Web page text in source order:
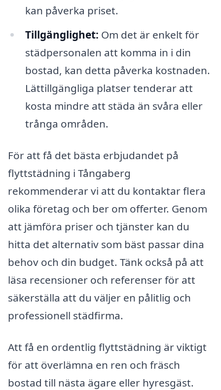
kan påverka priset.
Tillgänglighet: Om det är enkelt för
städpersonalen att komma in i din
bostad, kan detta påverka kostnaden.
Lättillgängliga platser tenderar att
kosta mindre att städa än svåra eller
trånga områden.
För att få det bästa erbjudandet på
flyttstädning i Tångaberg
rekommenderar vi att du kontaktar flera
olika företag och ber om offerter. Genom
att jämföra priser och tjänster kan du
hitta det alternativ som bäst passar dina
behov och din budget. Tänk också på att
läsa recensioner och referenser för att
säkerställa att du väljer en pålitlig och
professionell städfirma.
Att få en ordentlig flyttstädning är viktigt
för att överlämna en ren och fräsch
bostad till nästa ägare eller hyresgäst.